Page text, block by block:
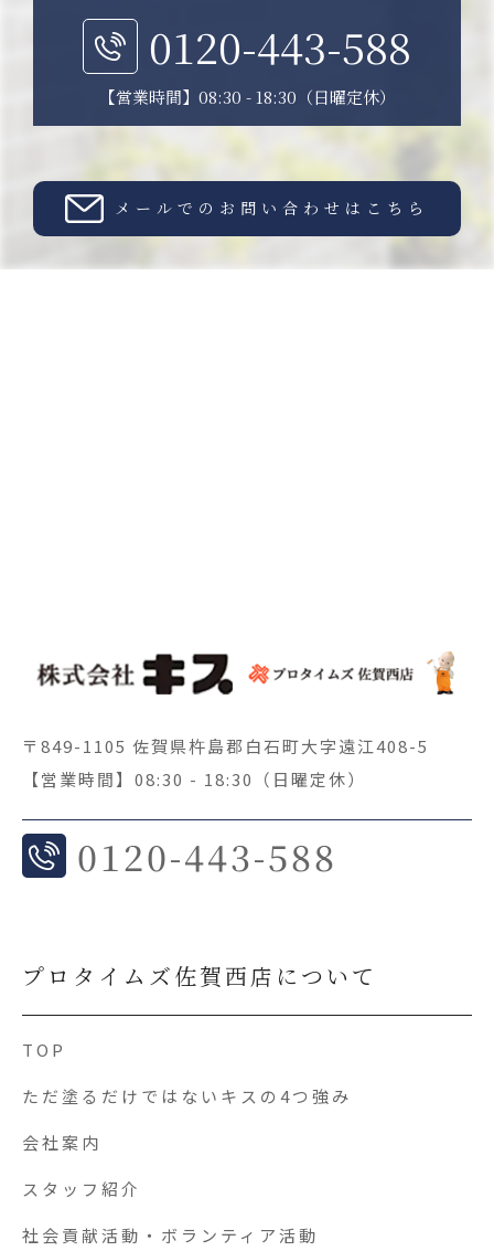
0120-443-588
【営業時間】08:30 - 18:30（日曜定休）
メールでのお問い合わせはこちら
〒849-1105 佐賀県杵島郡白石町大字遠江408-5
【営業時間】08:30 - 18:30（日曜定休）
0120-443-588
プロタイムズ佐賀西店について
TOP
ただ塗るだけではないキスの4つ強み
会社案内
スタッフ紹介
社会貢献活動・ボランティア活動